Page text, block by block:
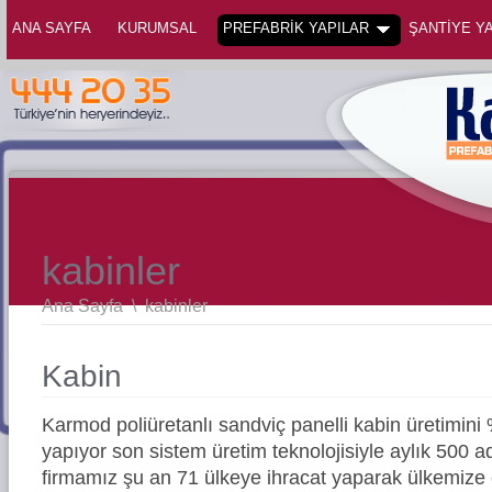
ANA SAYFA KURUMSAL PREFABRİK YAPILAR ŞANTİYE
kabinler
Ana Sayfa \kabinler
Kabin
Karmod poliüretanlı sandviç panelli kabin üretimini
yapıyor son sistem üretim teknolojisiyle aylık 500
firmamız şu an 71 ülkeye ihracat yaparak ülkemize